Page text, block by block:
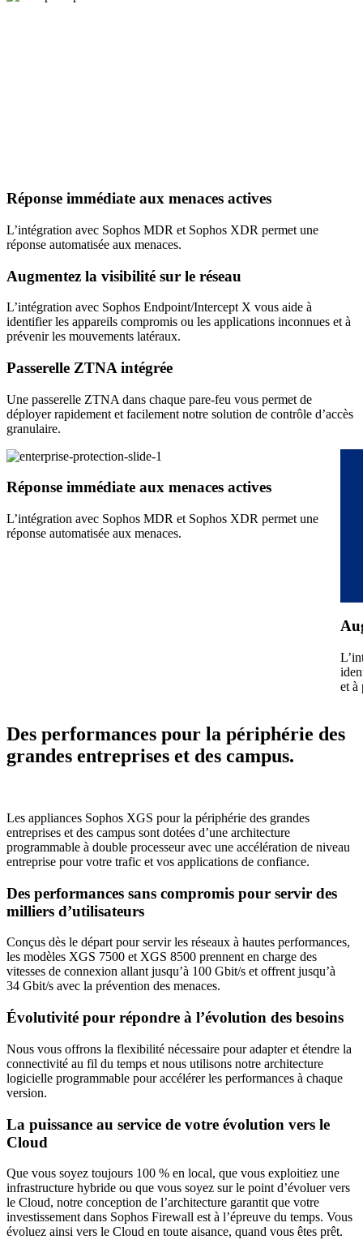
Réponse immédiate aux menaces actives
L’intégration avec Sophos MDR et Sophos XDR permet une
réponse automatisée aux menaces.
Augmentez la visibilité sur le réseau
L’intégration avec Sophos Endpoint/Intercept X vous aide à
identifier les appareils compromis ou les applications inconnues et à
prévenir les mouvements latéraux.
Passerelle ZTNA intégrée
Une passerelle ZTNA dans chaque pare-feu vous permet de
déployer rapidement et facilement notre solution de contrôle d’accès
granulaire.
Réponse immédiate aux menaces actives
L’intégration avec Sophos MDR et Sophos XDR permet une
réponse automatisée aux menaces.
et à
Des performances pour la périphérie des
grandes entreprises et des campus.
Les appliances Sophos XGS pour la périphérie des grandes
entreprises et des campus sont dotées d’une architecture
programmable à double processeur avec une accélération de niveau
entreprise pour votre trafic et vos applications de confiance.
Des performances sans compromis pour servir des
milliers d’utilisateurs
Conçus dès le départ pour servir les réseaux à hautes performances,
les modèles XGS 7500 et XGS 8500 prennent en charge des
vitesses de connexion allant jusqu’à 100 Gbit/s et offrent jusqu’à
34 Gbit/s avec la prévention des menaces.
Évolutivité pour répondre à l’évolution des besoins
Nous vous offrons la flexibilité nécessaire pour adapter et étendre la
connectivité au fil du temps et nous utilisons notre architecture
logicielle programmable pour accélérer les performances à chaque
version.
La puissance au service de votre évolution vers le
Cloud
Que vous soyez toujours 100 % en local, que vous exploitiez une
infrastructure hybride ou que vous soyez sur le point d’évoluer vers
le Cloud, notre conception de l’architecture garantit que votre
investissement dans Sophos Firewall est à l’épreuve du temps. Vous
évoluez ainsi vers le Cloud en toute aisance, quand vous êtes prêt.